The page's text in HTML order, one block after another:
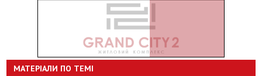
МАТЕРІАЛИ ПО ТЕМІ